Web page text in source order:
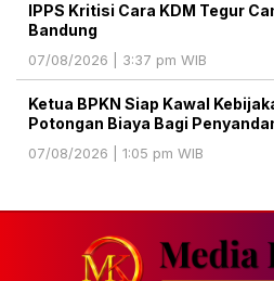
IPPS Kritisi Cara KDM Tegur
Bandung
07/08/2026 | 3:37 pm WIB
Ketua BPKN Siap Kawal
Potongan Biaya Bagi
07/08/2026 | 1:05 pm WIB